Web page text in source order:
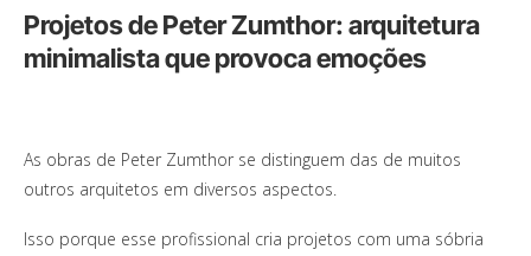
Projetos de Peter Zumthor: arquitetura
minimalista que provoca emoções
As obras de Peter Zumthor se distinguem das de muitos
outros arquitetos em diversos aspectos.
Isso porque esse profissional cria projetos com uma sóbria